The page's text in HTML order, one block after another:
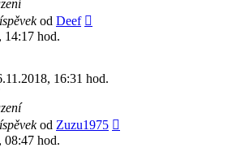
od Deef
14:17 hod.
16:31 hod.
od Zuzu1975
08:47 hod.